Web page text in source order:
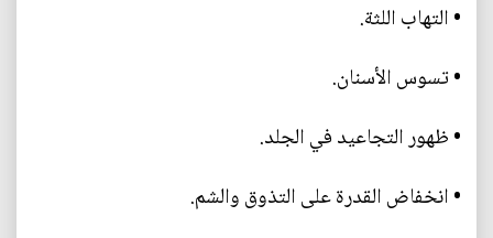
• التهاب اللثة.
• تسوس الأسنان.
• ظهور التجاعيد في الجلد.
• انخفاض القدرة على التذوق والشم.